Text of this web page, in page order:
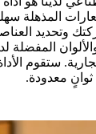
المذهلة
وتحديد
المفضلة
ستقوم
معدودة.